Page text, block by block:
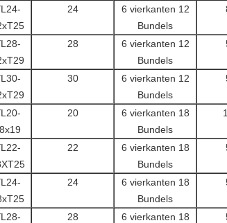
24
6 vierkanten 12
Bundels
28
6 vierkanten 12
Bundels
30
6 vierkanten 12
Bundels
20
6 vierkanten 18
Bundels
22
6 vierkanten 18
Bundels
24
6 vierkanten 18
Bundels
28
6 vierkanten 18